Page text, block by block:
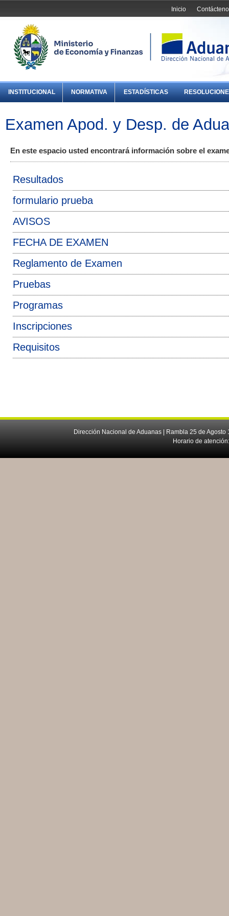
Inicio
INSTITUCIONAL NORMATIVA ESTADÍSTICAS
Examen Apod. y Desp. de
En este espacio usted encontrará información sobre el
Resultados
formulario prueba
AVISOS
FECHA DE EXAMEN
Reglamento de Examen
Pruebas
Programas
Inscripciones
Requisitos
Dirección Nacional de Aduanas | Rambla 25 de
Horario de